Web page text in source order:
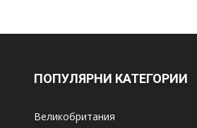
ПОПУЛЯРНИ КАТЕГОРИИ
Великобритания